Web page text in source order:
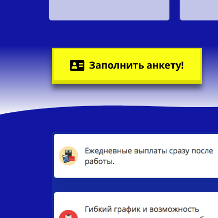
Заполнить анкету!